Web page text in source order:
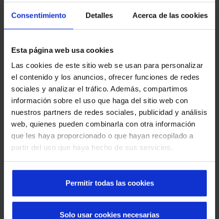
Consentimiento Detalles Acerca de las cookies
Esta página web usa cookies
Las cookies de este sitio web se usan para personalizar
el contenido y los anuncios, ofrecer funciones de redes
sociales y analizar el tráfico. Además, compartimos
información sobre el uso que haga del sitio web con
nuestros partners de redes sociales, publicidad y análisis
web, quienes pueden combinarla con otra información
que les haya proporcionado o que hayan recopilado a
partir del uso que haya hecho de sus servicios.
Permitir todas las cookies
Solo usar cookies necesarias
gestión.
controles y automatismos que garantizan un uso
seguro y cumplen con la normativa vigente.
Experiencia multisectorial
Trabajamos en hospitales, aeropuertos, retail,
industria y edificios corporativos, aportando
soluciones fiables en entornos de alta exigencia.